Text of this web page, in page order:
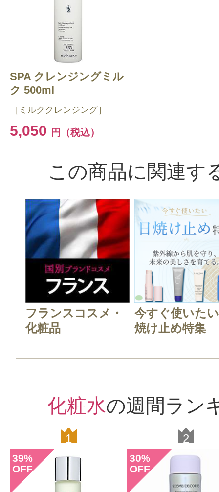
SPA クレンジングミル
ク 500ml
［ミルククレンジング］
5,050 円（税込）
この商品に関連す
フランスコスメ・
化粧品
今すぐ使いた
焼け止め特集
化粧水の週間ラン
1
39%
OFF
2
30%
OFF